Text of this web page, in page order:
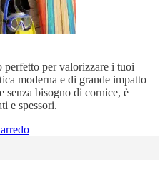
perfetto per valorizzare i tuoi
moderna e di grande impatto
senza bisogno di cornice, è
e spessori.